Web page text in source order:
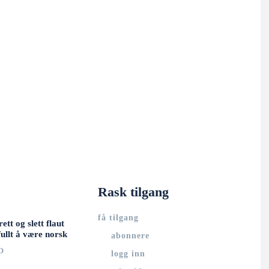
og slett flaut
å være norsk
Rask tilgang
få tilgang
abonnere
logg inn